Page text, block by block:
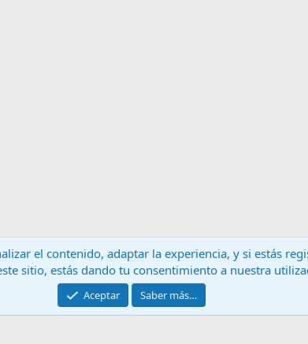
Contáctanos
Community platform by XenForo® © 2010-2024 XenForo Ltd.
el contenido, adaptar la experiencia, y si estás
sitio, estás dando tu consentimiento a nuestra
Aceptar Saber más…